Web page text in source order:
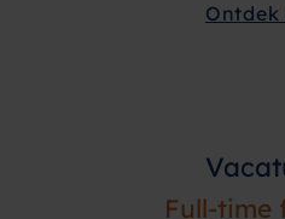
Ontdek
Full-time